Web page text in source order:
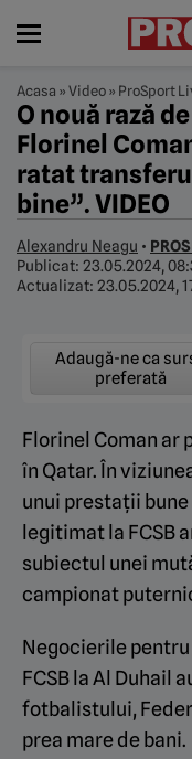
Acasa »Video» ProSport
O nouă rază
Florinel
ratat
bine”. VIDEO
Alexandru Neagu •
Publicat: 23.05.2024,
Actualizat: 23.05.2024,
Adaugă-ne ca
preferată
Florinel Coman
în Qatar. În
unui prestații bune
legitimat la FCSB
subiectul unei
campionat
Negocierile
FCSB la Al Duhail
fotbalistului,
prea mare de bani.